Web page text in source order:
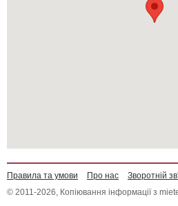
Правила та умови Про нас
Зворотній
© 2011-2026, Копіювання інформації з